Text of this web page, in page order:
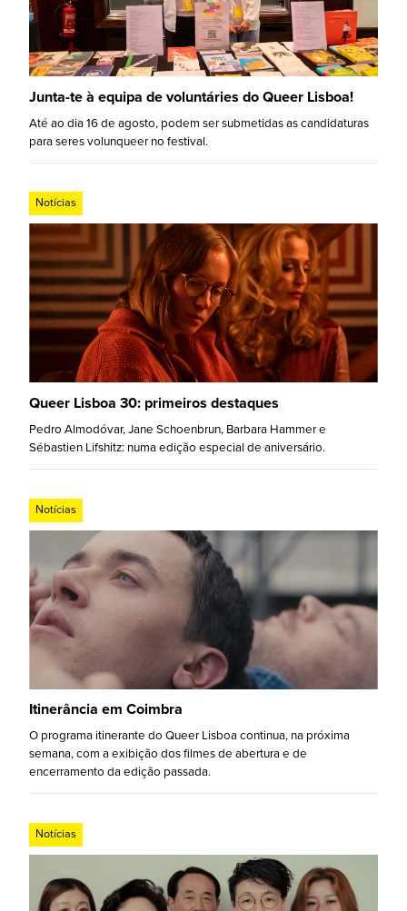
Junta-te à equipa de voluntáries do Queer Lisboa!
Até ao dia 16 de agosto, podem ser submetidas as candidaturas
para seres volunqueer no festival.
Notícias
Queer Lisboa 30: primeiros destaques
Pedro Almodóvar, Jane Schoenbrun, Barbara Hammer e
Sébastien Lifshitz: numa edição especial de aniversário.
Notícias
Itinerância em Coimbra
O programa itinerante do Queer Lisboa continua, na próxima
semana, com a exibição dos filmes de abertura e de
encerramento da edição passada.
Notícias